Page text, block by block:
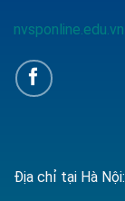
nvsponline.edu.vn
Địa chỉ tại Hà Nội: